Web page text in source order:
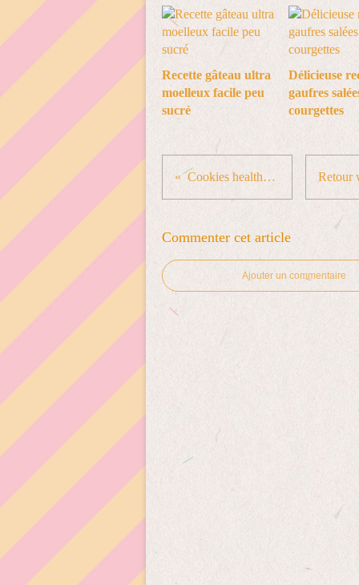
Recette gâteau ultra
moelleux facile peu
sucré
Délicieuse
gaufres
courgettes
Cookies healthy IG bas
Commenter cet article
Ajouter un commentaire